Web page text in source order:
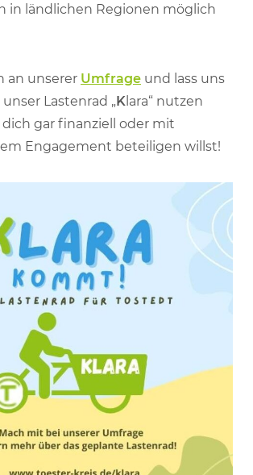
in ländlichen Regionen möglich
an unserer Umfrage und lass uns
Lastenrad „K lara“ nutzen
gar finanziell oder mit
Engagement beteiligen willst!